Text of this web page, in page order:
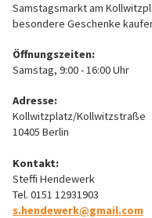
Samstagsmarkt am
besondere Geschenke
Öffnungszeiten:
Samstag, 9:00 - 16:00 Uhr
Adresse:
Kollwitzplatz/Kollwitzstraße
10405 Berlin
Kontakt:
Steffi Hendewerk
Tel. 0151 12931903
s.hendewerk@gmail.com